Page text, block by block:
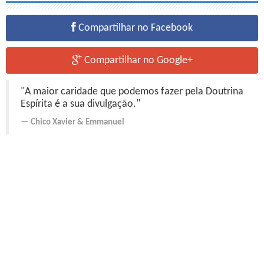
Compartilhar no Facebook
Compartilhar no Google+
"A maior caridade que podemos fazer pela Doutrina
Espírita é a sua divulgação."
Chico Xavier & Emmanuel